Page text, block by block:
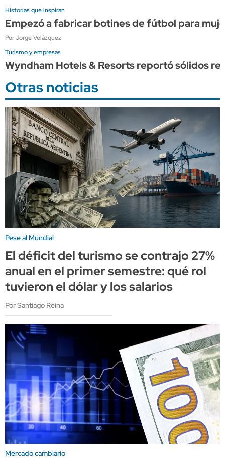
Historias que inspiran
Empezó a fabricar botines de fútbol para
Por Jorge Velázquez
Turismo y empresas
Wyndham Hotels & Resorts reportó sólidos
Otras noticias
Pese al Mundial
El déficit del turismo se contrajo 27%
anual en el primer semestre: qué rol
tuvieron el dólar y los salarios
Por Santiago Reina
Mercado cambiario